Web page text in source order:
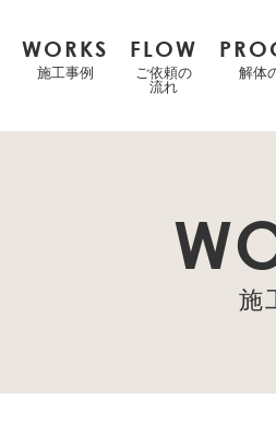
WORKS
施工事例
FLOW
ご依頼の
流れ
解体
施